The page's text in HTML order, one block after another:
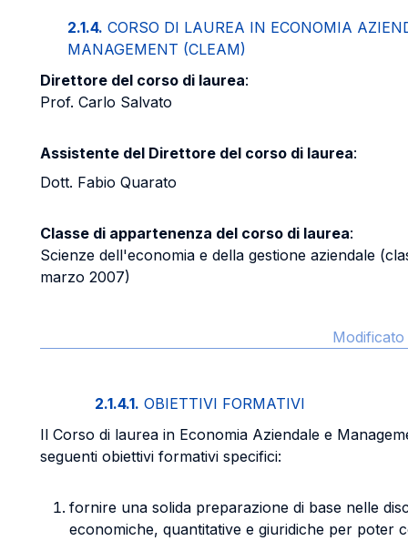
2.1.4. CORSO DI LAUREA IN ECONOMIA
MANAGEMENT (CLEAM)
Direttore del corso di laurea:
Prof. Carlo Salvato
Assistente del Direttore del corso di laurea:
Dott. Fabio Quarato
Classe di appartenenza del corso di laurea:
Scienze dell'economia e della gestione aziendale
marzo 2007)
Modificato
2.1.4.1. OBIETTIVI FORMATIVI
Il Corso di laurea in Economia Aziendale e
seguenti obiettivi formativi specifici:
fornire una solida preparazione di base nelle
economiche, quantitative e giuridiche per poter